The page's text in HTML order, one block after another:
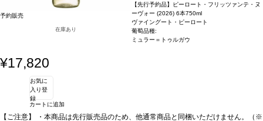
予約販売
在庫あり
【先行予約品】ピーロート・フリッツァンテ・ヌ
ーヴォー (2026) 6本750ml
ヴァイングート・ピーロート
葡萄品種:
ミュラー＝トゥルガウ
¥17,820
お気に
入り登
録
カートに追加
【ご注意】
・本商品は先行販売品のため、他通常商品と同梱いただけません。（※